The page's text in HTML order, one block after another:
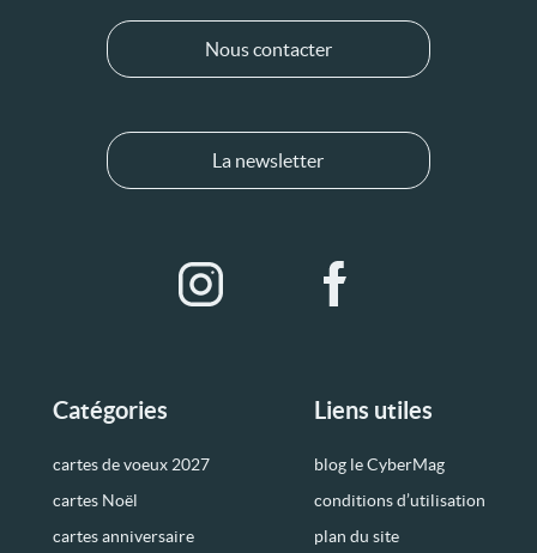
Catégories
cartes de voeux 2027
cartes Noël
cartes anniversaire
Liens utiles
blog le CyberMag
conditions d’utilisation
plan du site
Nous contacter
La newsletter